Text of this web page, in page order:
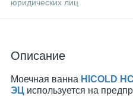
юридических лиц
Описание
Моечная ванна HICOLD
ЭЦ используется на